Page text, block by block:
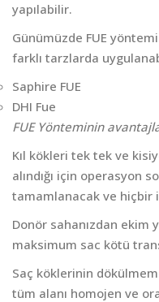
yapılabilir.
Günümüzde FUE
farklı tarzlarda
Saphire FUE
DHI Fue
FUE Yönteminin
Kıl kökleri tek tek ve
alındığı için operasyon
tamamlanacak ve hiçbir
Donör sahanızdan ekim
maksimum sac kötü
Saç köklerinin
tüm alanı homojen ve